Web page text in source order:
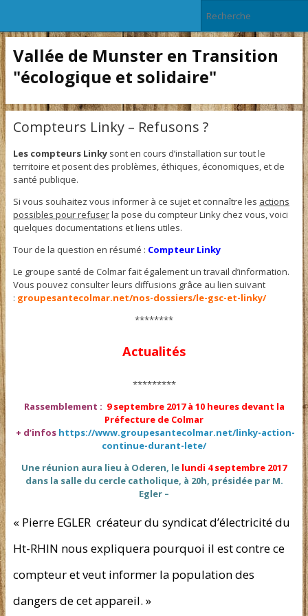
Vallée de Munster en Transition
"écologique et solidaire"
Compteurs Linky – Refusons ?
Les compteurs Linkysont en cours d’installation sur tout le
territoire et posent des problèmes, éthiques, économiques, et de
santé publique.
Si vous souhaitez vous informer à ce sujet et connaître les actions
possibles pour refuserla pose du compteur Linky chez vous, voici
quelques documentations et liens utiles.
Tour de la question en résumé : Compteur Linky
Le groupe santé de Colmar fait également un travail d’information.
Vous pouvez consulter leurs diffusions grâce au lien suivant
: groupesantecolmar.net/nos-dossiers/le-gsc-et-linky/
********
Actualités
*********
Rassemblement : 9 septembre 2017 à 10 heures devant la
Préfecture de Colmar
+ d’infos https://www.groupesantecolmar.net/linky-action-
continue-durant-lete/
Une réunion aura lieu à Oderen, le lundi 4 septembre 2017
dans la salle du cercle catholique, à 20h, présidée par M.
Egler –
« Pierre EGLER créateur du syndicat d’électricité du
Ht-RHIN nous expliquera pourquoi il est contre ce
compteur et veut informer la population des
dangers de cet appareil. »